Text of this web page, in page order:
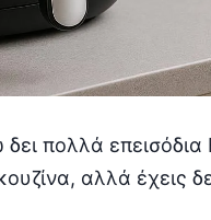
πολλά επεισόδια
αλλά έχεις